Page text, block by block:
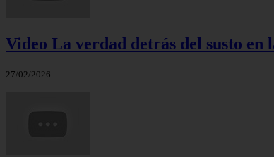
Video La verdad detrás del susto en
27/02/2026